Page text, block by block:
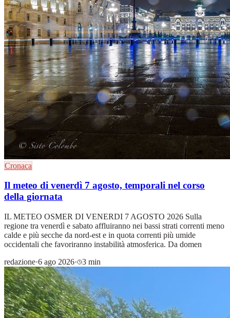
Cronaca
Il meteo di venerdì 7 agosto, temporali nel corso
della giornata
IL METEO OSMER DI VENERDI 7 AGOSTO 2026 Sulla
regione tra venerdì e sabato affluiranno nei bassi strati correnti meno
calde e più secche da nord-est e in quota correnti più umide
occidentali che favoriranno instabilità atmosferica. Da domen
redazione·6 ago 2026· 3 min